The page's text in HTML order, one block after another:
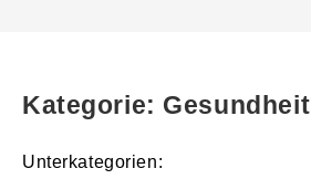
Kategorie: Gesundheit
Unterkategorien: